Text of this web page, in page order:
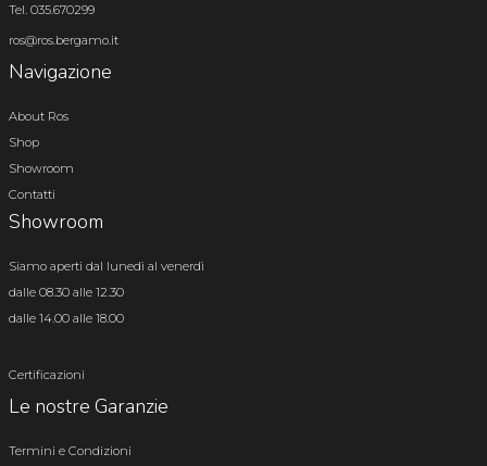
Tel. 035.670299
ros@ros.bergamo.it
Navigazione
About Ros
Shop
Showroom
Contatti
Showroom
Siamo aperti dal lunedì al venerdì
dalle 08.30 alle 12.30
dalle 14.00 alle 18.00
Certificazioni
Le nostre Garanzie
Termini e Condizioni